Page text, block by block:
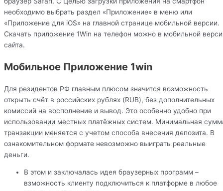
необходимо выбрать раздел «Приложение» в меню или
«Приложение для iOS» на главной странице мобильной версии.
Скачать приложение 1Win на телефон можно в мобильной
сайта.
Мобильное Приложение 1win
Для резидентов РФ главным плюсом значится возможность
открыть счёт в российских рублях (RUB), без дополнительных
комиссий на восполнение и вывод. Это особенно удобно при
использовании местных платёжных систем. Минимальная
транзакции меняется с учетом способа внесения депозита. В
ознакомительном формате невозможно выиграть реальные
деньги.
В этом и заключалась идея браузерных программ –
взможность клиенту подключиться к платформе в любое